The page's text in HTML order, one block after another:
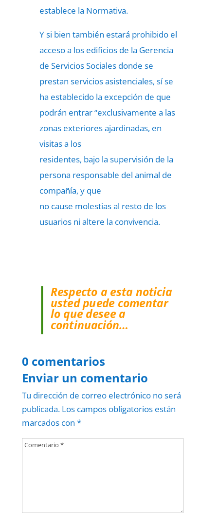
establece la Normativa.
Y si bien también estará prohibido el
acceso a los edificios de la Gerencia
de Servicios Sociales donde se
prestan servicios asistenciales, sí se
ha establecido la excepción de que
podrán entrar “exclusivamente a las
zonas exteriores ajardinadas, en
visitas a los
residentes, bajo la supervisión de la
persona responsable del animal de
compañía, y que
no cause molestias al resto de los
usuarios ni altere la convivencia.
Respecto a esta noticia
usted puede comentar
lo que desee a
continuación…
0 comentarios
Enviar un comentario
Tu dirección de correo electrónico no será
publicada. Los campos obligatorios están
marcados con *